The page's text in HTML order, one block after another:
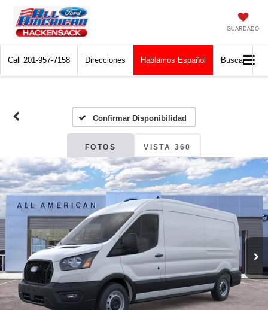
GUARDADO
Call 201-957-7158 Direcciones Hablamos Español Buscar
Confirmar Disponibilidad
FOTOS VISTA 360